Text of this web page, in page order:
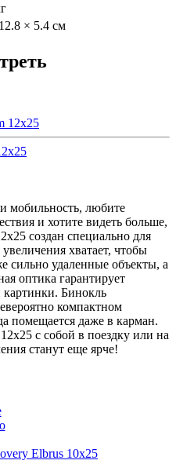
× 5.4 см
мобильность, любите
и хотите видеть больше,
создан специально для
хватает, чтобы
сильно удаленные объекты, а
оптика гарантирует
картинки. Бинокль
компактном
помещается даже в карман.
с собой в поездку или на
станут еще ярче!